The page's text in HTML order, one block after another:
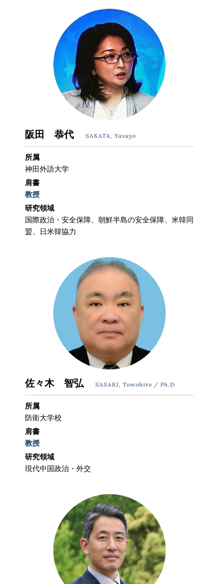
阪田 恭代 SAKATA, Yasuyo
所属
神田外語大学
肩書
教授
研究領域
国際政治・安全保障、朝鮮半島の安全保障、米韓同
盟、日米韓協力
佐々木 智弘 SASAKI, Tomohiro / Ph.D
所属
防衛大学校
肩書
教授
研究領域
現代中国政治・外交